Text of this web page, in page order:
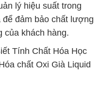
lý hiệu suất trong
đảm bảo chất lượng
của khách hàng.
Tính Chất Hóa Học
chất Oxi Già Liquid